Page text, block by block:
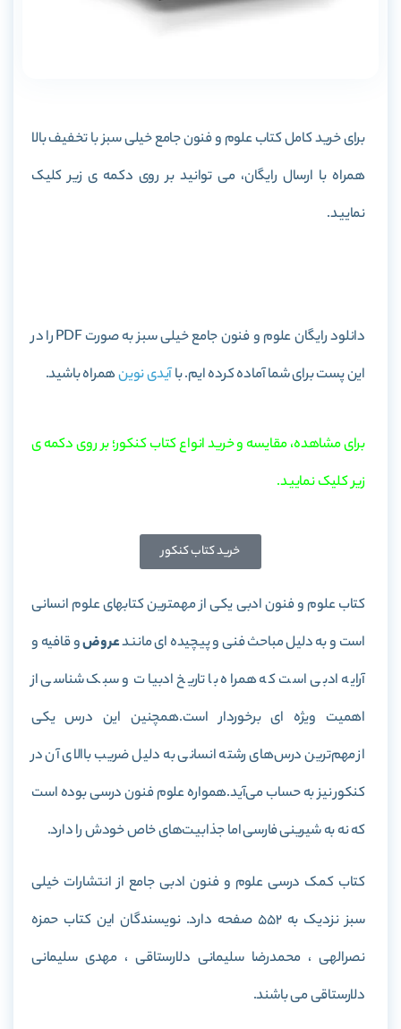
برای خرید کامل کتاب علوم و فنون جامع خیلی سبز با تخفیف بالا
همراه با ارسال رایگان، می توانید بر روی دکمه ی زیر کلیک
نمایید.
دانلود رایگان علوم و فنون جامع خیلی سبز به صورت PDF را در
این پست برای شما آماده کرده ایم. باآیدی نوینهمراه باشید.
برای مشاهده، مقایسه و خرید انواع کتاب کنکور؛ بر روی دکمه ی
زیر کلیک نمایید.
خرید کتاب کنکور
کتاب علوم و فنون ادبی یکی از مهمترین کتابهای علوم انسانی
است و به دلیل مباحث فنی و پیچیده ای مانندعروضو قافیه و
آرایه ادبی است که همراه با تاریخ ادبیات و سبک شناسی از
اهمیت ویژه ای برخوردار است.همچنین این درس یکی
از مهم‌ترین درس‌های رشته انسانی به دلیل ضریب باالای آن در
کنکور نیز به حساب می‌آید.همواره علوم فنون درسی بوده است
که نه به شیرینی فارسی اما جذابیت‌های خاص خودش را دارد.
کتاب کمک درسی علوم و فنون ادبی جامع از انتشارات خیلی
سبز نزدیک به ۵۵۲ صفحه دارد. نویسندگان این کتاب حمزه
نصرالهی ، محمدرضا سلیمانی دلارستاقی ، مهدی سلیمانی
دلارستاقی می باشند.